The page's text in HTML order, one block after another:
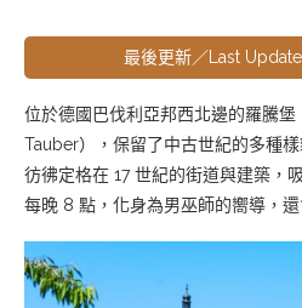
最後更新／Last
位於德國巴伐利亞邦西北邊的羅騰堡
Tauber）
，保留了中古世紀的多種樣
彷彿定格在 17 世紀的街道與建築，
每晚 8 點，化身為男巫師的嚮導，